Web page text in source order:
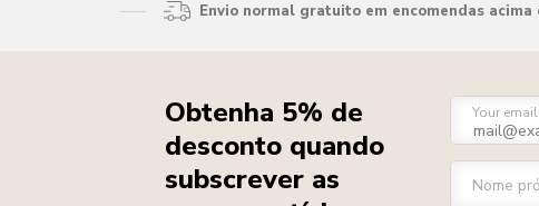
Envio normal gratuito em encomendas
Obtenha 5% de
desconto quando
subscrever as
Your
Nome